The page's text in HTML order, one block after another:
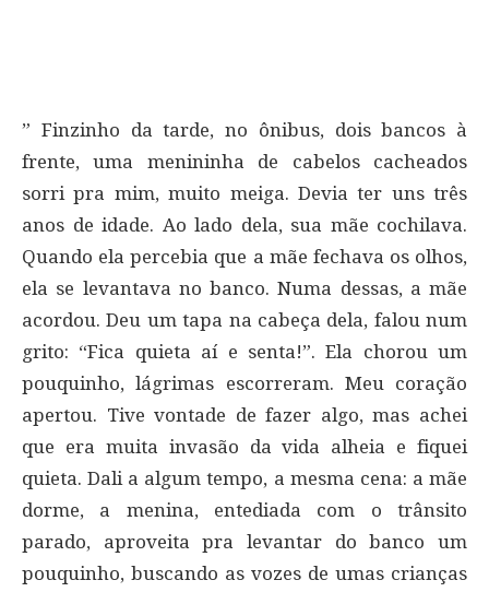
” Finzinho da tarde, no ônibus, dois bancos à
frente, uma menininha de cabelos cacheados
sorri pra mim, muito meiga. Devia ter uns três
anos de idade. Ao lado dela, sua mãe cochilava.
Quando ela percebia que a mãe fechava os olhos,
ela se levantava no banco. Numa dessas, a mãe
acordou. Deu um tapa na cabeça dela, falou num
grito: “Fica quieta aí e senta!”. Ela chorou um
pouquinho, lágrimas escorreram. Meu coração
apertou. Tive vontade de fazer algo, mas achei
que era muita invasão da vida alheia e fiquei
quieta. Dali a algum tempo, a mesma cena: a mãe
dorme, a menina, entediada com o trânsito
parado, aproveita pra levantar do banco um
pouquinho, buscando as vozes de umas crianças